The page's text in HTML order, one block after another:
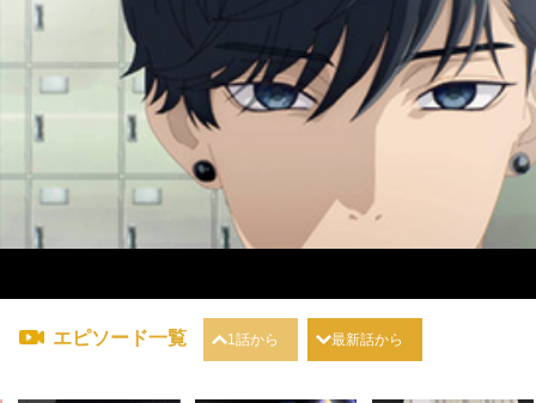
loading...
エピソード一覧 1話から 最新話から